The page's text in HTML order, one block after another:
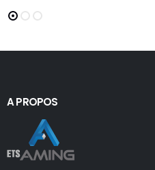
A PROPOS